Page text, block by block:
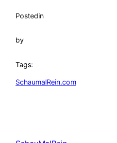
Postedin
by
Tags:
SchaumalRein.com